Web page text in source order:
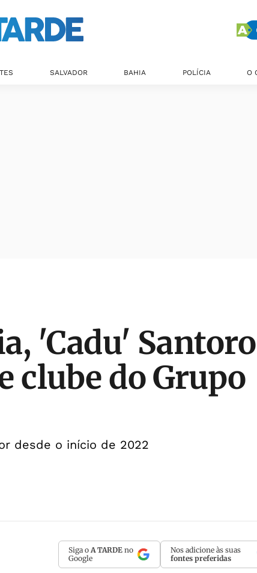
SALVADOR BAHIA POLÍCIA O
'Cadu' Santoro
clube do Grupo
desde o início de 2022
Siga o A TARDE no
Google
Nos adicione às suas
fontes preferidas